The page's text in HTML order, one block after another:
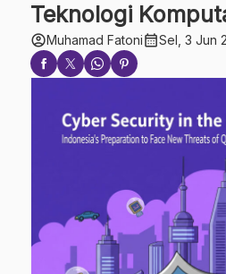
Teknologi
account_circleMuhamad Fatonicalendar_monthSel, 3 Jun